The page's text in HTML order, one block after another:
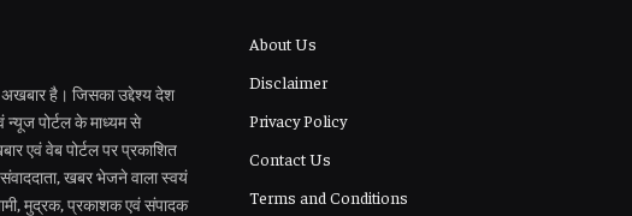
अखबार है। जिसका उद्देश्य देश
पोर्टल के माध्यम से
एवं वेब पोर्टल पर प्रकाशित
खबर भेजने वाला स्वयं
मुद्रक, प्रकाशक एवं संपादक
About Us
Disclaimer
Privacy Policy
Contact Us
Terms and Conditions